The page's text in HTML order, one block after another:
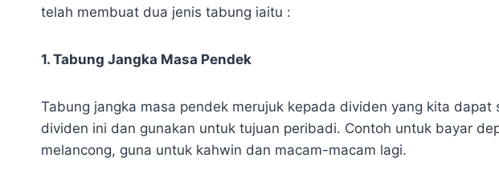
telah membuat dua jenis tabung iaitu :
1. Tabung Jangka Masa Pendek
Tabung jangka masa pendek merujuk kepada dividen yang kita
dividen ini dan gunakan untuk tujuan peribadi. Contoh untuk bayar
melancong, guna untuk kahwin dan macam-macam lagi.